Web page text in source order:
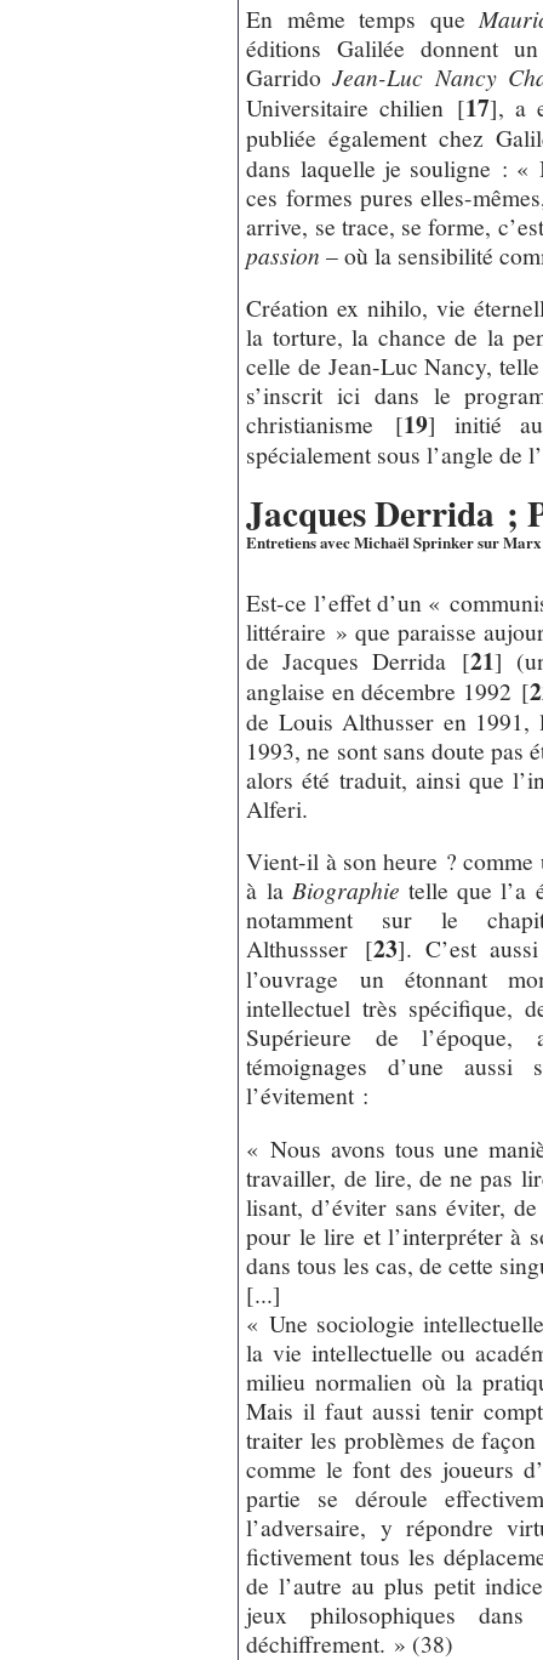
En même temps que
éditions Galilée donnent
GarridoJean-Luc Nancy
Universitaire chilien [17], a
publiée également chez
dans laquelle je souligne :
ces formes pures elles-
arrive, se trace, se forme,
passion – où la sensibilité
Création ex nihilo, vie
la torture, la chance de la
celle de Jean-Luc Nancy,
s’inscrit ici dans le
christianisme [19] initié
spécialement sous l’angle de
Jacques Derrida ;
Entretiens avec Michaël Sprinker sur
Est-ce l’effet d’un «
littéraire » que paraisse
de Jacques Derrida [21]
anglaise en décembre 1992 [
de Louis Althusser en 1991,
1993, ne sont sans doute pas
alors été traduit, ainsi que
Alferi.
Vient-il à son heure ? comme
à la Biographie telle que l’a
notamment sur le
Althussser [23]. C’est
l’ouvrage un étonnant
intellectuel très spécifique,
Supérieure de
témoignages d’une aussi
l’évitement :
« Nous avons tous une
travailler, de lire, de ne pas
lisant, d’éviter sans éviter,
pour le lire et l’interpréter à
dans tous les cas, de cette
[...]
« Une sociologie
la vie intellectuelle ou
milieu normalien où la
Mais il faut aussi tenir
traiter les problèmes de
comme le font des joueurs
partie se déroule
l’adversaire, y répondre
fictivement tous les
de l’autre au plus petit
jeux philosophiques
déchiffrement. » (38)